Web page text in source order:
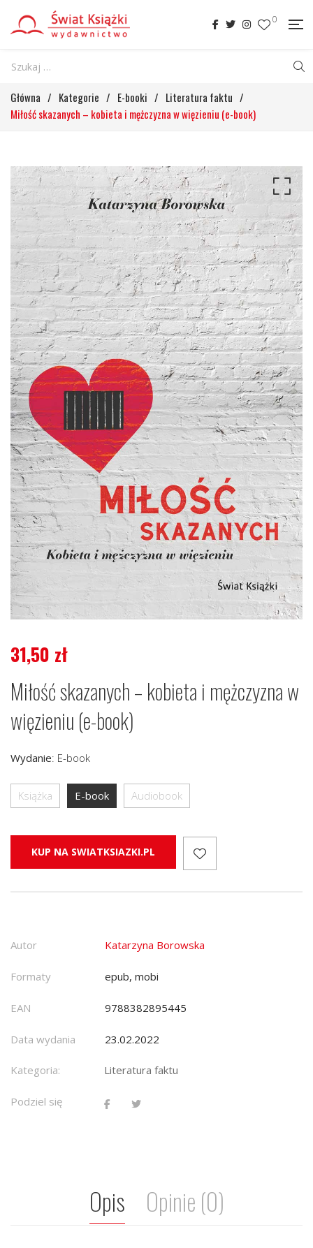
0
Główna / Kategorie / E-booki / Literatura faktu /
Miłość skazanych – kobieta i mężczyzna w więzieniu (e-book)
31,50 zł
Miłość skazanych – kobieta i mężczyzna w
więzieniu (e-book)
Wydanie: E-book
Książka E-book Audiobook
KUP NA SWIATKSIAZKI.PL
Autor Katarzyna Borowska
Formaty epub, mobi
EAN 9788382895445
Data wydania 23.02.2022
Kategoria: Literatura faktu
Podziel się
Opis Opinie (0)